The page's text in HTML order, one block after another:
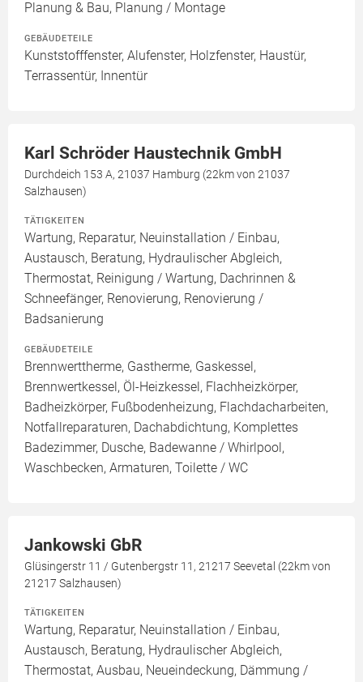
Planung & Bau, Planung / Montage
GEBÄUDETEILE
Kunststofffenster, Alufenster, Holzfenster, Haustür,
Terrassentür, Innentür
Karl Schröder Haustechnik GmbH
Durchdeich 153 A, 21037 Hamburg (22km von 21037
Salzhausen)
TÄTIGKEITEN
Wartung, Reparatur, Neuinstallation / Einbau,
Austausch, Beratung, Hydraulischer Abgleich,
Thermostat, Reinigung / Wartung, Dachrinnen &
Schneefänger, Renovierung, Renovierung /
Badsanierung
GEBÄUDETEILE
Brennwerttherme, Gastherme, Gaskessel,
Brennwertkessel, Öl-Heizkessel, Flachheizkörper,
Badheizkörper, Fußbodenheizung, Flachdacharbeiten,
Notfallreparaturen, Dachabdichtung, Komplettes
Badezimmer, Dusche, Badewanne / Whirlpool,
Waschbecken, Armaturen, Toilette / WC
Jankowski GbR
Glüsingerstr 11 / Gutenbergstr 11, 21217 Seevetal (22km von
21217 Salzhausen)
TÄTIGKEITEN
Wartung, Reparatur, Neuinstallation / Einbau,
Austausch, Beratung, Hydraulischer Abgleich,
Thermostat, Ausbau, Neueindeckung, Dämmung /